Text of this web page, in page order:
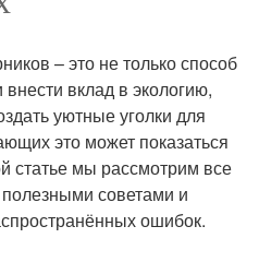
– это не только способ
внести вклад в экологию,
уютные уголки для
это может показаться
статье мы рассмотрим все
советами и
ошибок.